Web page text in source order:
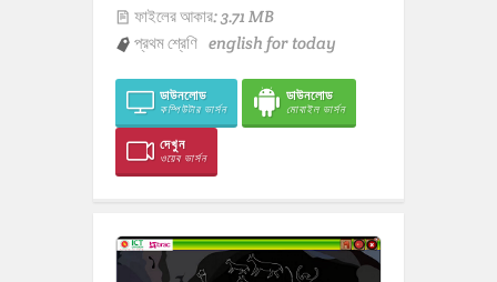
ফাইলের আকার: 3.71 MB
প্রথম শ্রেণি english for today
ডাউনলোড
কম্পিউটার ভার্সন
ডাউনলোড
মোবাইল ভার্সন
দেখুন
ওয়েব ভার্সন